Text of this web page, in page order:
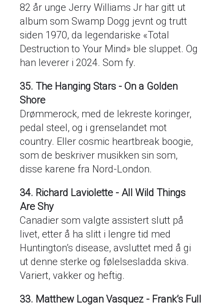
82 år unge Jerry Williams Jr har gitt ut
album som Swamp Dogg jevnt og trutt
siden 1970, da legendariske «Total
Destruction to Your Mind» ble sluppet. Og
han leverer i 2024. Som fy.
35. The Hanging Stars - On a Golden
Shore
Drømmerock, med de lekreste koringer,
pedal steel, og i grenselandet mot
country. Eller cosmic heartbreak boogie,
som de beskriver musikken sin som,
disse karene fra Nord-London.
34. Richard Laviolette - All Wild Things
Are Shy
Canadier som valgte assistert slutt på
livet, etter å ha slitt i lengre tid med
Huntington’s disease, avsluttet med å gi
ut denne sterke og følelsesladda skiva.
Variert, vakker og heftig.
33. Matthew Logan Vasquez - Frank’s Full